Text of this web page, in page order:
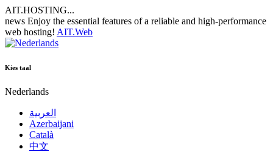
AIT.HOSTING...
news Enjoy the essential features of a reliable and high-performance
web hosting! AIT.Web
Kies taal
Nederlands
العربية
Azerbaijani
Català
中文